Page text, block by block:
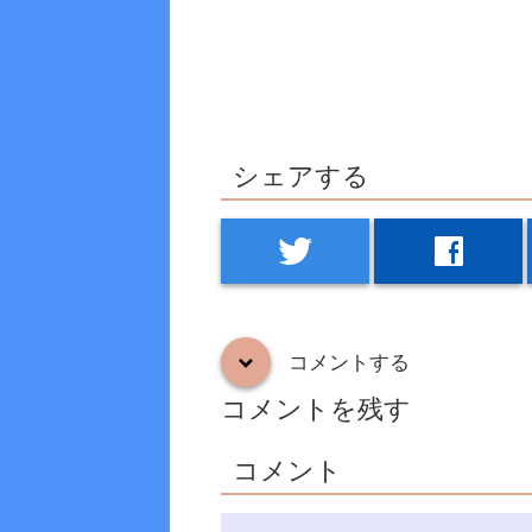
シェアする
twitter facebook
down コメントする
コメントを残す
コメント